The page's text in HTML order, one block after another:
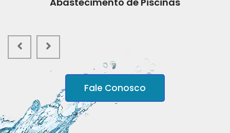
Fale Conosco